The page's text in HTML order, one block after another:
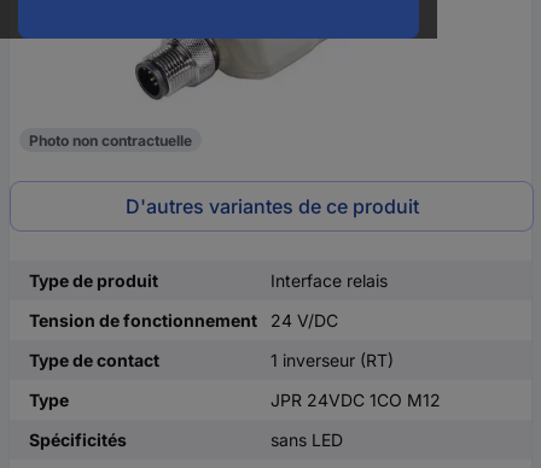
Photo non contractuelle
D'autres variantes de ce produit
Type de produit
Interface relais
Tension de fonctionnement
24 V/DC
Type de contact
1 inverseur (RT)
Type
JPR 24VDC 1CO M12
Spécificités
sans LED